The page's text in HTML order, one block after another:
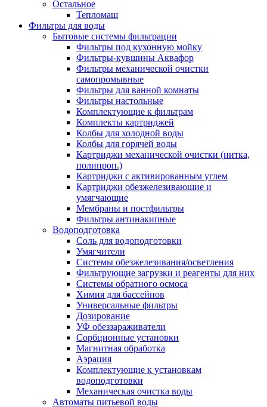
Остальное
Тепломаш
Фильтры для воды
Бытовые системы фильтрации
Фильтры под кухонную мойку
Фильтры-кувшины Аквафор
Фильтры механической очистки
самопромывные
Фильтры для ванной комнаты
Фильтры настольные
Комплектующие к фильтрам
Комплекты картриджей
Колбы для холодной воды
Колбы для горячей воды
Картриджи механической очистки (нитка,
полипроп.)
Картриджи с активированным углем
Картриджи обезжелезивающие и
умягчающие
Мембраны и постфильтры
Фильтры антинакипные
Водоподготовка
Соль для водоподготовки
Умягчители
Системы обезжелезивания/осветления
Фильтрующие загрузки и реагенты для них
Системы обратного осмоса
Химия для бассейнов
Универсальные фильтры
Дозирование
УФ обеззараживатели
Сорбционные установки
Магнитная обработка
Аэрация
Комплектующие к установкам
водоподготовки
Механическая очистка воды
Автоматы питьевой воды